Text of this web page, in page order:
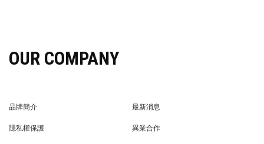
OUR COMPANY
品牌簡介
最新消息
隱私權保護
異業合作